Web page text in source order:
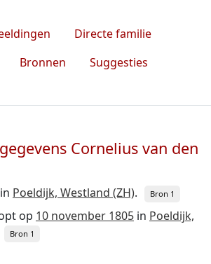
Directe familie
Bronnen
Suggesties
Cornelius van den
Poeldijk, Westland (ZH). Bron 1
op 10 november 1805 in Poeldijk,
Bron 1